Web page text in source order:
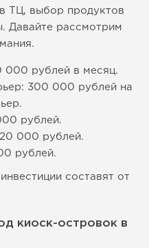
ТЦ, выбор продуктов
Давайте рассмотрим
000 рублей в месяц.
300 000 рублей на
рублей.
000 рублей.
рублей.
составят от
киоск-островок в